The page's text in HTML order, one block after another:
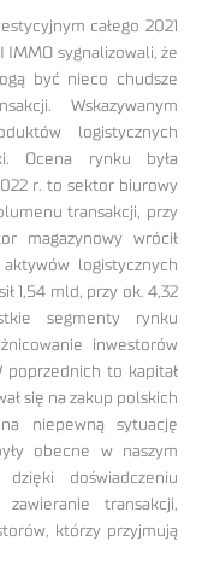
całego 2021
IMMO sygnalizowali, że
być nieco chudsze
Wskazywanym
logistycznych
Ocena rynku była
r. to sektor biurowy
transakcji, przy
magazynowy wrócił
logistycznych
1,54 mld, przy ok. 4,32
segmenty rynku
inwestorów
poprzednich to kapitał
się na zakup polskich
niepewną sytuację
obecne w naszym
doświadczeniu
transakcji,
którzy przyjmują